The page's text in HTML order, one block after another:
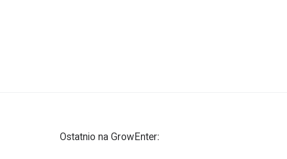
Ostatnio na GrowEnter: